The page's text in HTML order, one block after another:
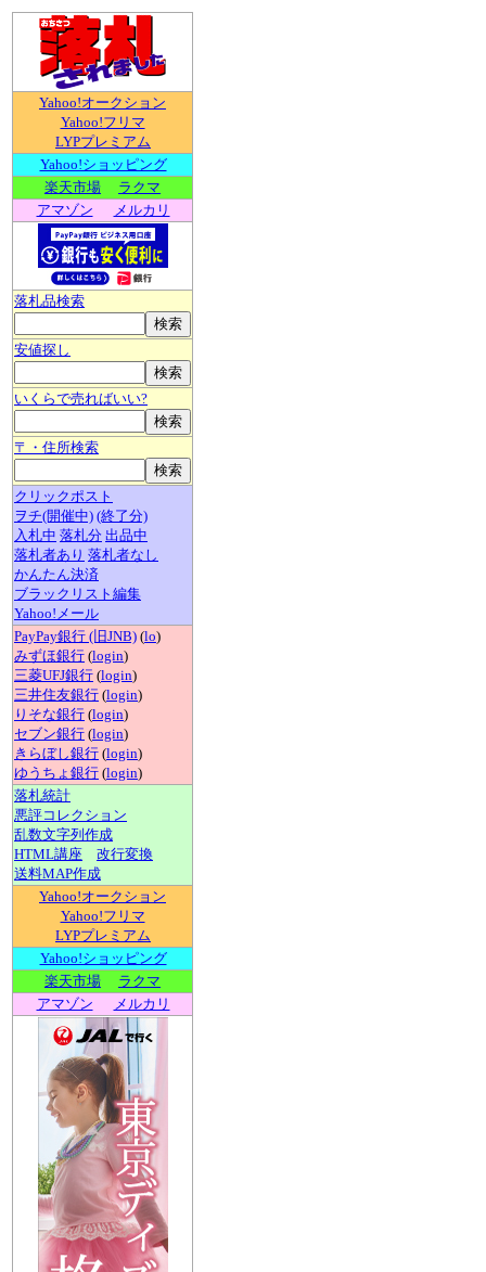
Yahoo!オークション
Yahoo!フリマ
LYPプレミアム
Yahoo!ショッピング
楽天市場
ラクマ
アマゾン
メルカリ
落札品検索
安値探し
いくらで売ればいい?
〒・住所検索
クリックポスト
ヲチ(開催中) (終了分)
入札中 落札分 出品中
落札者あり 落札者なし
かんたん決済
ブラックリスト編集
Yahoo!メール
PayPay銀行 (旧JNB) (lo)
みずほ銀行 (login)
三菱UFJ銀行 (login)
三井住友銀行 (login)
りそな銀行 (login)
セブン銀行 (login)
きらぼし銀行 (login)
ゆうちょ銀行 (login)
落札統計
悪評コレクション
乱数文字列作成
HTML講座
改行変換
送料MAP作成
Yahoo!オークション
Yahoo!フリマ
LYPプレミアム
Yahoo!ショッピング
楽天市場
ラクマ
アマゾン
メルカリ